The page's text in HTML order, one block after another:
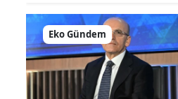
Eko Gündem